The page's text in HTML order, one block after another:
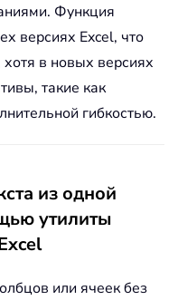
Функция
версиях Excel, что
в новых версиях
такие как
гибкостью.
из одной
утилиты
или ячеек без